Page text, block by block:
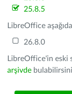
25.8.5
LibreOffice
26.8.0
LibreOffice'in eski
arşivde